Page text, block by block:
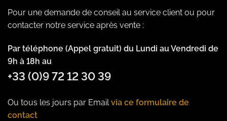
Pour une demande de conseil au service client ou pour
contacter notre service après vente :
Par téléphone (Appel gratuit) du Lundi au Vendredi de
9h à 18h au
+33 (0)9 72 12 30 39
Ou tous les jours par Emailvia ce formulaire de
contact